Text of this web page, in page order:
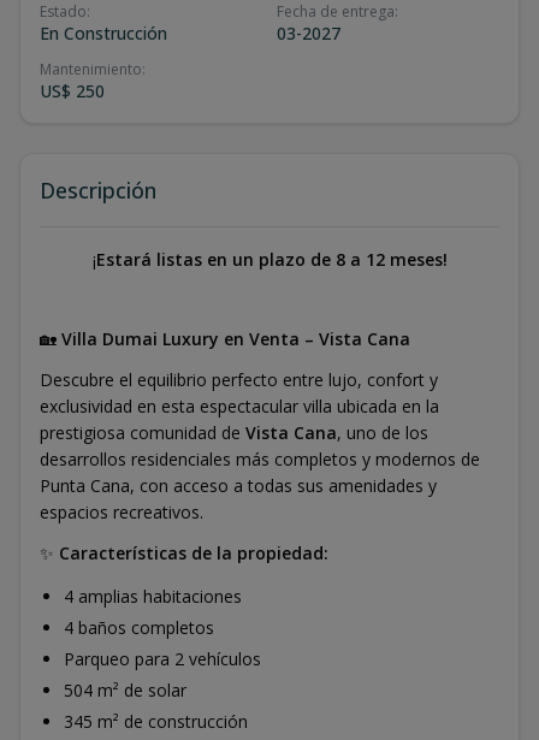
Estado:
En Construcción
Fecha de entrega:
03-2027
Mantenimiento:
US$ 250
Descripción
¡Estará listas en un plazo de 8 a 12 meses!
🏡 Villa Dumai Luxury en Venta – Vista Cana
Descubre el equilibrio perfecto entre lujo, confort y
exclusividad en esta espectacular villa ubicada en la
prestigiosa comunidad de Vista Cana, uno de los
desarrollos residenciales más completos y modernos de
Punta Cana, con acceso a todas sus amenidades y
espacios recreativos.
✨ Características de la propiedad:
4 amplias habitaciones
4 baños completos
Parqueo para 2 vehículos
504 m² de solar
345 m² de construcción